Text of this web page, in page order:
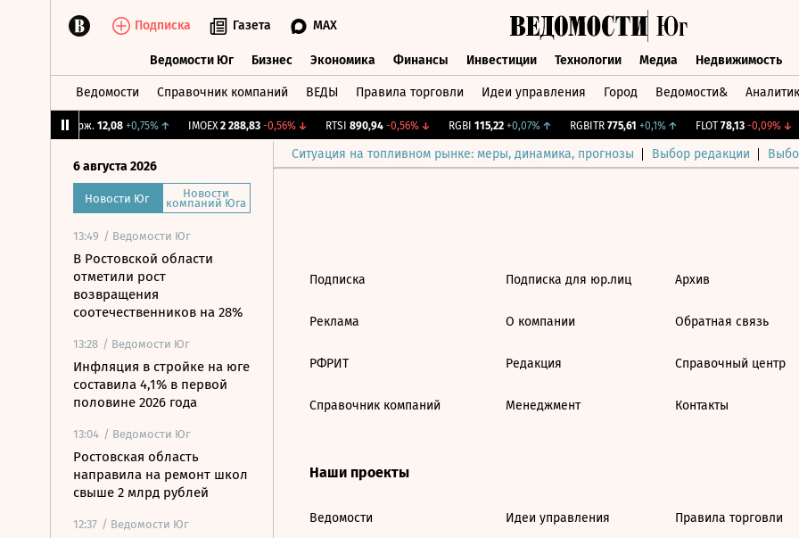
Подписка Газета MAX
Ведомости Юг Бизнес Экономика Финансы Инвестиции Технологии Медиа Недвижимость
Ведомости Справочник компаний ВЕДЫ Правила торговли Идеи управления Город Ведомости&
CNY Бирж. 12,08 +0,75%↑ IMOEX 2 288,83 -0,56%↓ RTSI 890,94 -0,56%↓ RGBI 115,22 +0,07%↑ RGBITR 775,61 +0,1%↑ FLOT 78,13 -0,09%↓
Ситуация на топливном рынке: меры, динамика, прогнозы Выбор редакции
6 августа 2026
Новости Юг Новости
компаний Юга
13:49 / Ведомости Юг
В Ростовской области
отметили рост
возвращения
соотечественников на 28%
13:28 / Ведомости Юг
Инфляция в стройке на юге
составила 4,1% в первой
половине 2026 года
13:04 / Ведомости Юг
Ростовская область
направила на ремонт школ
свыше 2 млрд рублей
12:37 / Ведомости Юг
Подписка
Реклама
РФРИТ
Справочник компаний
Подписка для юр.лиц
О компании
Редакция
Менеджмент
Архив
Обратная связь
Справочный центр
Контакты
Наши проекты
Ведомости Идеи управления Правила торговли